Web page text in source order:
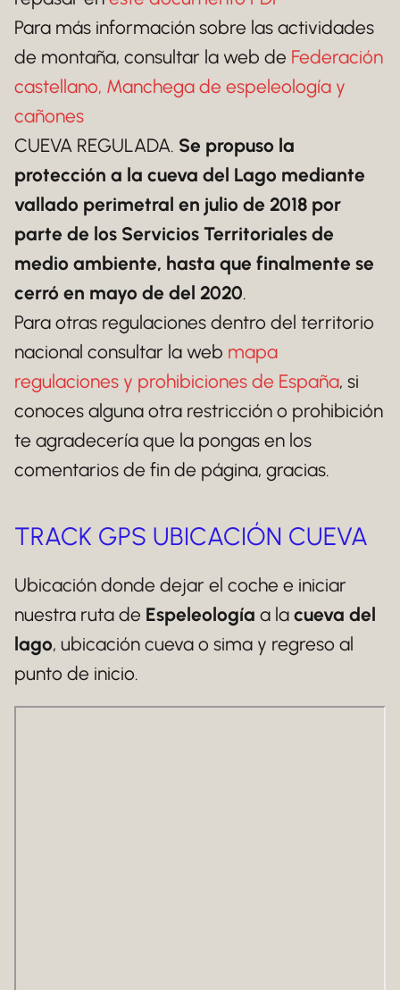
Para más información sobre las actividades
de montaña, consultar la web de Federación
castellano, Manchega de espeleología y
cañones
CUEVA REGULADA. Se propuso la
protección a la cueva del Lago mediante
vallado perimetral en julio de 2018 por
parte de los Servicios Territoriales de
medio ambiente, hasta que finalmente se
cerró en mayo de del 2020.
Para otras regulaciones dentro del territorio
nacional consultar la web mapa
regulaciones y prohibiciones de España, si
conoces alguna otra restricción o prohibición
te agradecería que la pongas en los
comentarios de fin de página, gracias.
TRACK GPS UBICACIÓN CUEVA
Ubicación donde dejar el coche e iniciar
nuestra ruta de Espeleología a la cueva del
lago, ubicación cueva o sima y regreso al
punto de inicio.